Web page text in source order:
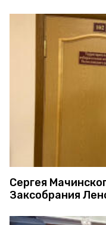
Сергея
Заксобрания